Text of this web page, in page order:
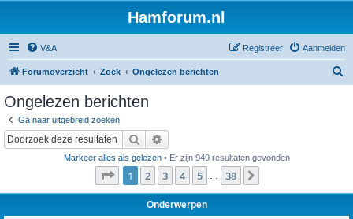
Hamforum.nl
V&A Aanmelden
Registreer
Forumoverzicht Zoek Ongelezen berichten
Ongelezen berichten
Ga naar uitgebreid zoeken
Zoek
Markeer alles als gelezen• Er zijn 949 resultaten gevonden
Pagina van 38
1 2 3 4 5 38
Onderwerpen